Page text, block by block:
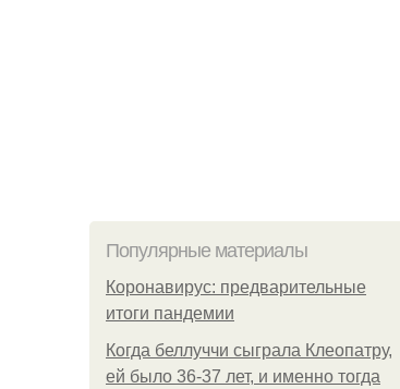
Популярные материалы
Коронавирус: предварительные
итоги пандемии
Когда беллуччи сыграла Клеопатру,
ей было 36-37 лет, и именно тогда